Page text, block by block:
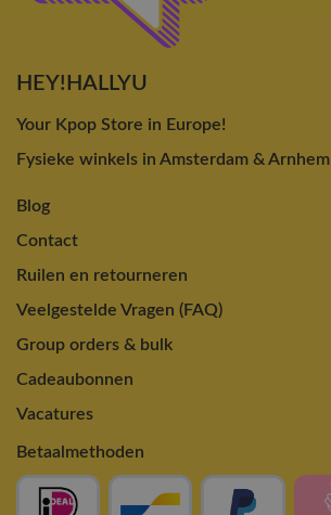
HEY!HALLYU
Your Kpop Store in Europe!
Fysieke winkels in Amsterdam & Arnhem
Blog
Contact
Ruilen en retourneren
Veelgestelde Vragen (FAQ)
Group orders & bulk
Cadeaubonnen
Vacatures
Betaalmethoden